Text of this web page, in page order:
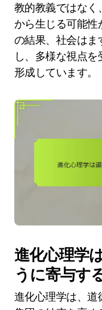
教的教義ではなく
から生じる可能性
の結果、社会はま
し、多様な視点
形成しています。
進化心理学
うに寄与す
進化心理学は、道